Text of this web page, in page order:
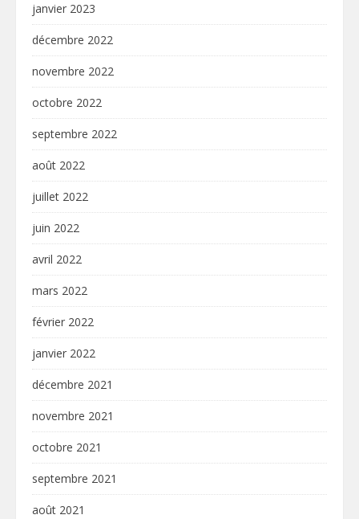
janvier 2023
décembre 2022
novembre 2022
octobre 2022
septembre 2022
août 2022
juillet 2022
juin 2022
avril 2022
mars 2022
février 2022
janvier 2022
décembre 2021
novembre 2021
octobre 2021
septembre 2021
août 2021